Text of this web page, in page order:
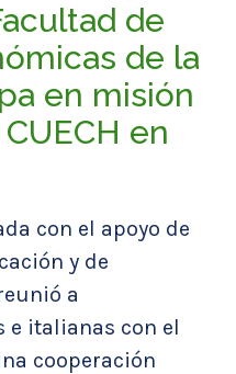
de
de la
en misión
en
con el apoyo de
y de
a
e italianas con el
cooperación